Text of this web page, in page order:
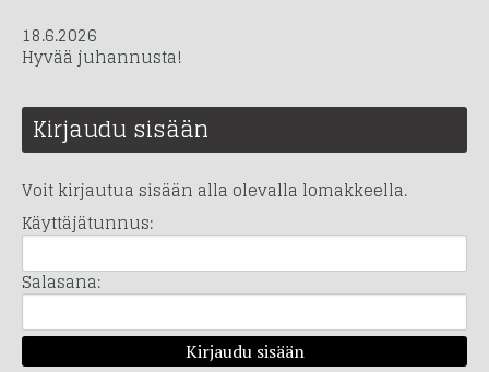
18.6.2026
Hyvää juhannusta!
Kirjaudu sisään
Voit kirjautua sisään alla olevalla lomakkeella.
Käyttäjätunnus:
Salasana: